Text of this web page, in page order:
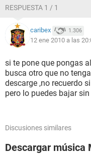
RESPUESTA 1 / 1
caribex 1.306
12 ene 2010 a las
si te pone que pongas
busca otro que no
descarge ,no recuerdo
pero lo puedes bajar
Discusiones similares
Descargar música